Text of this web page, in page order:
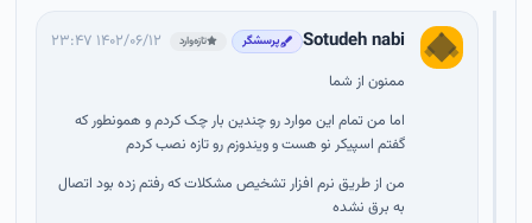
Sotudeh nabi پرسشگر تازه‌وارد
۱۴۰۲/۰۶/۱۲ ۲۳:۴۷
ممنون از شما
اما من تمام این موارد رو چندین بار چک کردم و همونطور که
گفتم اسپیکر نو هست و ویندوزم رو تازه نصب کردم
من از طریق نرم افزار تشخیص مشکلات که رفتم زده بود اتصال
به برق نشده